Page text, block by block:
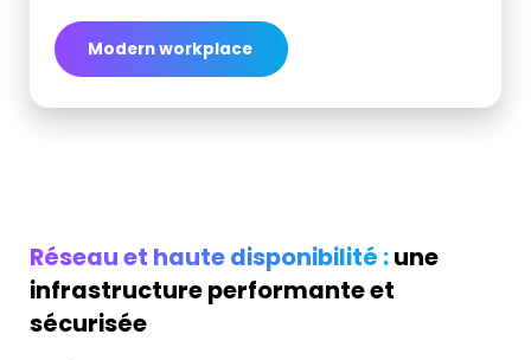
Modern workplace
Réseau et haute disponibilité : une
infrastructure performante et
sécurisée